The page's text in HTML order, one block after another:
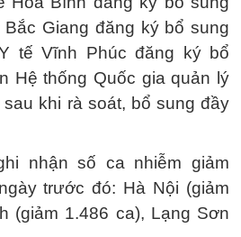
Giang đăng ký bổ sung
tế Vĩnh Phúc đăng ký bổ
Hệ thống Quốc gia quản lý
khi rà soát, bổ sung đầy
nhận số ca nhiễm giảm
trước đó: Hà Nội (giảm
(giảm 1.486 ca), Lạng Sơn